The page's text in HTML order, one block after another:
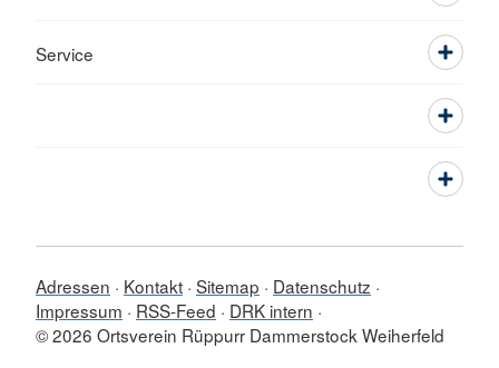
Service
Adressen Kontakt Sitemap
Datenschutz
Impressum
RSS-Feed
DRK intern
© 2026 Ortsverein Rüppurr Dammerstock Weiherfeld